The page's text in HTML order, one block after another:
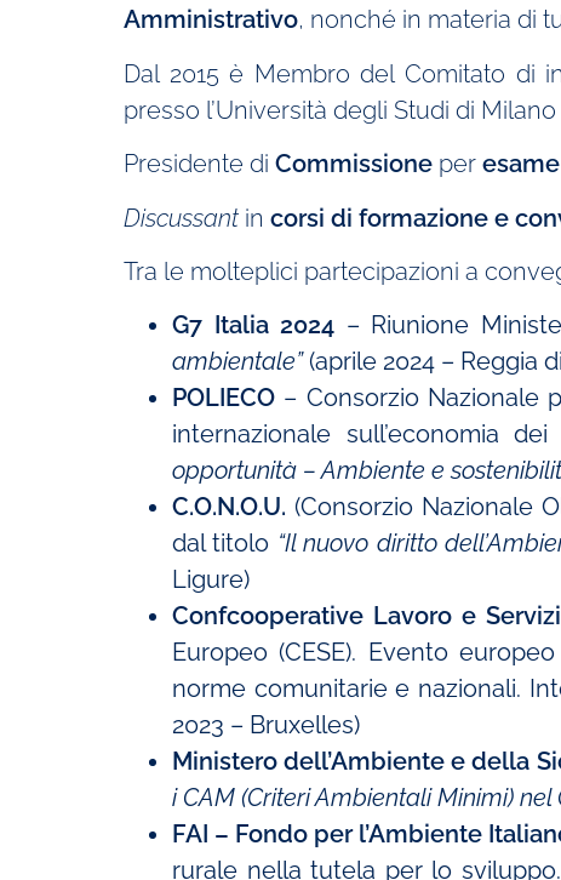
Amministrativo, nonché in materia di
Dal 2015 è Membro del Comitato di
presso l’Università degli Studi di
Presidente di Commissione per
Discussant in corsi di formazione e
Tra le molteplici partecipazioni a
G7 Italia 2024 – Riunione
ambientale” (aprile 2024 – Reggia
POLIECO – Consorzio Nazionale
internazionale sull’economia
opportunità – Ambiente e
C.O.N.O.U. (Consorzio Nazionale
dal titolo “Il nuovo diritto
Ligure)
Confcooperative Lavoro e Servizi
Europeo (CESE). Evento
norme comunitarie e nazionali.
2023 – Bruxelles)
Ministero dell’Ambiente e della
i CAM (Criteri Ambientali Minimi)
FAI – Fondo per l’Ambiente
rurale nella tutela per lo